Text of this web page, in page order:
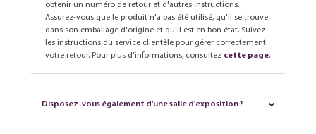
obtenir un numéro de retour et d'autres instructions.
Assurez-vous que le produit n'a pas été utilisé, qu'il se trouve
dans son emballage d'origine et qu'il est en bon état. Suivez
les instructions du service clientèle pour gérer correctement
votre retour. Pour plus d'informations, consultez cette page.
Disposez-vous également d'une salle d'exposition ?